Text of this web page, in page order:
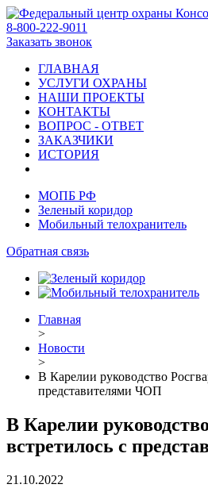
8-800-222-9011
Заказать звонок
ГЛАВНАЯ
УСЛУГИ ОХРАНЫ
НАШИ ПРОЕКТЫ
КОНТАКТЫ
ВОПРОС - ОТВЕТ
ЗАКАЗЧИКИ
ИСТОРИЯ
МОПБ РФ
Зеленый коридор
Мобильный телохранитель
Обратная связь
Главная
>
Новости
>
В Карелии руководство
представителями ЧОП
В Карелии
встретилось с
21.10.2022